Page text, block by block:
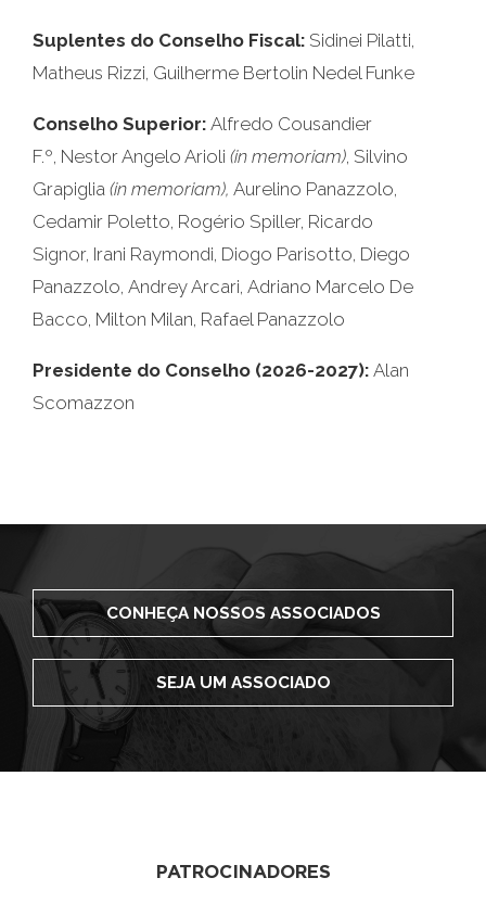
Suplentes do Conselho Fiscal: Sidinei Pilatti,
Matheus Rizzi, Guilherme Bertolin Nedel Funke
Conselho Superior: Alfredo Cousandier
F.º, Nestor Angelo Arioli (in memoriam), Silvino
Grapiglia (in memoriam), Aurelino Panazzolo,
Cedamir Poletto, Rogério Spiller, Ricardo
Signor, Irani Raymondi, Diogo Parisotto, Diego
Panazzolo, Andrey Arcari, Adriano Marcelo De
Bacco, Milton Milan, Rafael Panazzolo
Presidente do Conselho (2026-2027): Alan
Scomazzon
CONHEÇA NOSSOS ASSOCIADOS
SEJA UM ASSOCIADO
PATROCINADORES